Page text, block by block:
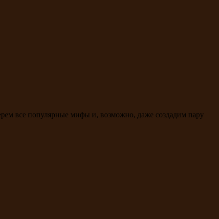
все популярные мифы и, возможно, даже создадим пару